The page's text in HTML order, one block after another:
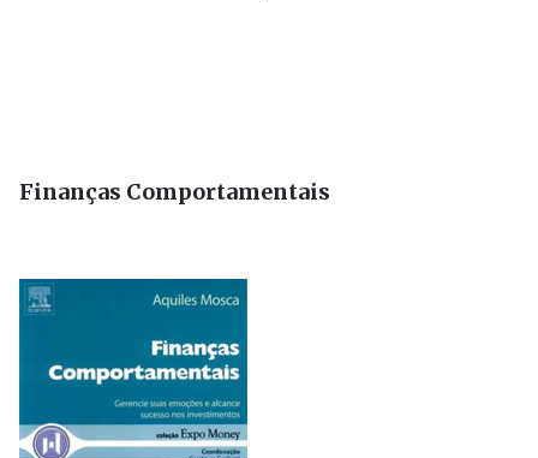
Finanças Comportamentais